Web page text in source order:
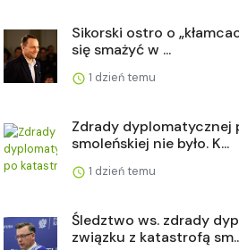
Sikorski ostro o
się smażyć w ...
1 dzień temu
Zdrady dyplomatycznej
smoleńskiej nie było. K...
1 dzień temu
Śledztwo ws. zdrady
związku z katastrofą